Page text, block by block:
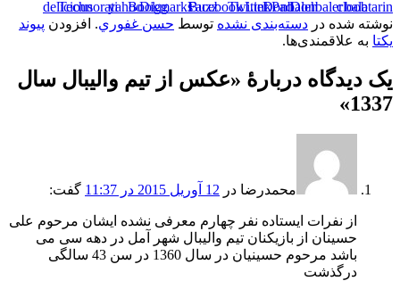
نوشته شده در دسته‌بندی نشده توسط حسن غفوري. افزودن پیوند
یکتا به علاقمندی‌ها.
یک دیدگاه دربارهٔ «عکس از تيم واليبال سال
1337
»
محمدرضا در 12 آوریل 2015 در 11:37 گفت:
از نفرات ایستاده نفر چهارم معرفی نشده ایشان مرحوم علی
حسینان از بازیکنان تیم والیبال شهر آمل در دهه سی می
باشد مرحوم حسینیان در سال 1360 در سن 43 سالگی
درگذشت